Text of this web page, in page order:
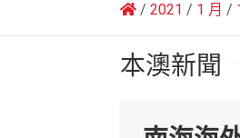
2021 1 月
本澳新聞